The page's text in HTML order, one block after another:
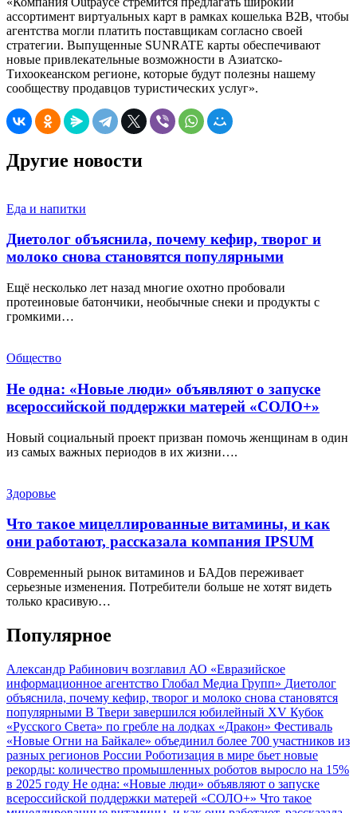
ассортимент виртуальных карт в рамках кошелька B2B, чтобы
агентства могли платить поставщикам согласно своей
стратегии. Выпущенные SUNRATE карты обеспечивают
новые привлекательные возможности в Азиатско-
Тихоокеанском регионе, которые будут полезны нашему
сообществу продавцов туристических услуг».
Другие новости
Еда и напитки
Диетолог объяснила, почему кефир, творог и
молоко снова становятся популярными
Ещё несколько лет назад многие охотно пробовали
протеиновые батончики, необычные снеки и продукты с
громкими…
Общество
Не одна: «Новые люди» объявляют о запуске
всероссийской поддержки матерей «СОЛО+»
Новый социальный проект призван помочь женщинам в один
из самых важных периодов в их жизни….
Здоровье
Что такое мицеллированные витамины, и как
они работают, рассказала компания IPSUM
Современный рынок витаминов и БАДов переживает
серьезные изменения. Потребители больше не хотят видеть
только красивую…
Популярное
Александр Рабинович возглавил АО «Евразийское
информационное агентство Глобал Медиа Групп» Диетолог
объяснила, почему кефир, творог и молоко снова становятся
популярными В Твери завершился юбилейный XV Кубок
«Русского Света» по гребле на лодках «Дракон» Фестиваль
«Новые Огни на Байкале» объединил более 700 участников из
разных регионов России Роботизация в мире бьет новые
рекорды: количество промышленных роботов выросло на 15%
в 2025 году Не одна: «Новые люди» объявляют о запуске
всероссийской поддержки матерей «СОЛО+» Что такое